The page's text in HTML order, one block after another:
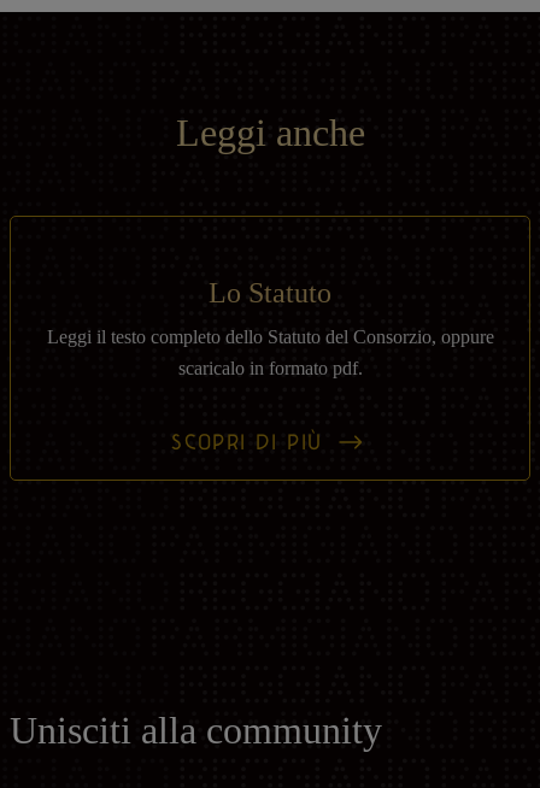
Leggi anche
Lo Statuto
Leggi il testo completo dello Statuto del Consorzio, oppure
scaricalo in formato pdf.
SCOPRI DI PIÙ
Unisciti alla community